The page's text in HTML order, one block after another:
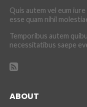
Quis autem vel eum
esse quam nihil
Temporibus autem
necessitatibus saepe
ABOUT